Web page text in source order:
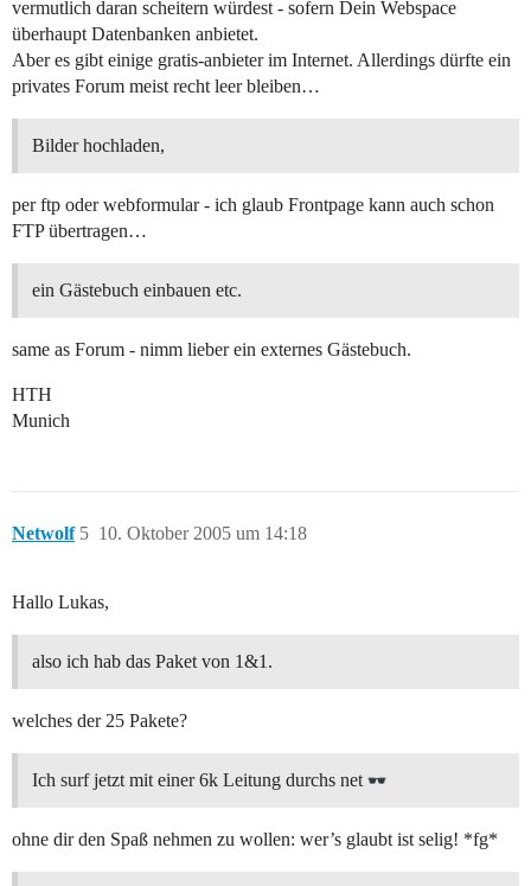
vermutlich daran scheitern würdest - sofern Dein Webspace
überhaupt Datenbanken anbietet.
Aber es gibt einige gratis-anbieter im Internet. Allerdings dürfte ein
privates Forum meist recht leer bleiben…
Bilder hochladen,
per ftp oder webformular - ich glaub Frontpage kann auch schon
FTP übertragen…
ein Gästebuch einbauen etc.
same as Forum - nimm lieber ein externes Gästebuch.
HTH
Munich
Netwolf 10. Oktober 2005 um 14:18
5
Hallo Lukas,
also ich hab das Paket von 1&1.
welches der 25 Pakete?
Ich surf jetzt mit einer 6k Leitung durchs net
ohne dir den Spaß nehmen zu wollen: wer’s glaubt ist selig! *fg*